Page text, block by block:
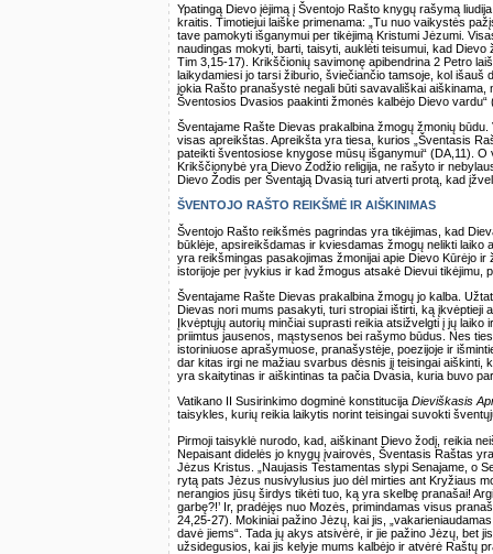
Ypatingą Dievo įėjimą į Šventojo Rašto knygų rašymą
kraitis. Timotiejui laiške primenama: „Tu nuo vaikystės
tave pamokyti išganymui per tikėjimą Kristumi Jėzumi.
naudingas mokyti, barti, taisyti, auklėti teisumui, kad
Tim 3,15-17). Krikščionių savimonę apibendrina 2 Petro
laikydamiesi jo tarsi žiburio, šviečiančio tamsoje, kol
jokia Rašto pranašystė negali būti savavališkai
Šventosios Dvasios paakinti žmonės kalbėjo Dievo vardu“
Šventajame Rašte Dievas prakalbina žmogų žmonių
visas apreikštas. Apreikšta yra tiesa, kurios „Šventasis
pateikti šventosiose knygose mūsų išganymui“ (DA,11).
Krikščionybė yra Dievo Žodžio religija, ne rašyto ir
Dievo Žodis per Šventąją Dvasią turi atverti protą, kad
ŠVENTOJO RAŠTO REIKŠMĖ IR AIŠKINIMAS
Šventojo Rašto reikšmės pagrindas yra tikėjimas, kad
būklėje, apsireikšdamas ir kviesdamas žmogų nelikti
yra reikšmingas pasakojimas žmonijai apie Dievo Kūrėjo
istorijoje per įvykius ir kad žmogus atsakė Dievui tikėjimu,
Šventajame Rašte Dievas prakalbina žmogų jo kalba.
Dievas nori mums pasakyti, turi stropiai ištirti, ką įkvėptieji
Įkvėptųjų autorių minčiai suprasti reikia atsižvelgti į jų
priimtus jausenos, mąstysenos bei rašymo būdus. Nes
istoriniuose aprašymuose, pranašystėje, poezijoje ir
dar kitas irgi ne mažiau svarbus dėsnis jį teisingai
yra skaitytinas ir aiškintinas ta pačia Dvasia, kuria buvo
Vatikano II Susirinkimo dogminė konstitucija Dieviškasis
taisykles, kurių reikia laikytis norint teisingai suvokti
Pirmoji taisyklė nurodo, kad, aiškinant Dievo žodį, reikia
Nepaisant didelės jo knygų įvairovės, Šventasis Raštas
Jėzus Kristus. „Naujasis Testamentas slypi Senajame, o
rytą pats Jėzus nusivylusius juo dėl mirties ant Kryžiaus
nerangios jūsų širdys tikėti tuo, ką yra skelbę pranašai!
garbę?!’ Ir, pradėjęs nuo Mozės, primindamas visus
24,25-27). Mokiniai pažino Jėzų, kai jis,
davė jiems“. Tada jų akys atsivėrė, ir jie pažino Jėzų, bet
užsidegusios, kai jis kelyje mums kalbėjo ir atvėrė Raštų